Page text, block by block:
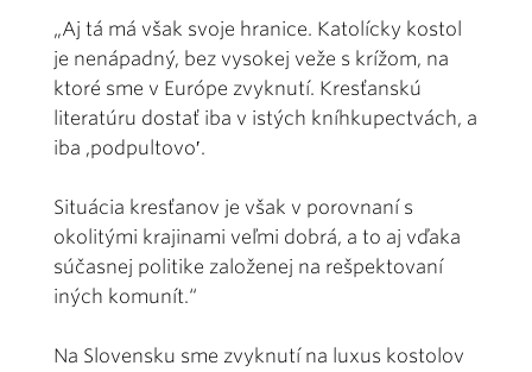
„Aj tá má však svoje hranice. Katolícky kostol
je nenápadný, bez vysokej veže s krížom, na
ktoré sme v Európe zvyknutí. Kresťanskú
literatúru dostať iba v istých kníhkupectvách, a
iba ,podpultovo′.
Situácia kresťanov je však v porovnaní s
okolitými krajinami veľmi dobrá, a to aj vďaka
súčasnej politike založenej na rešpektovaní
iných komunít.“
Na Slovensku sme zvyknutí na luxus kostolov